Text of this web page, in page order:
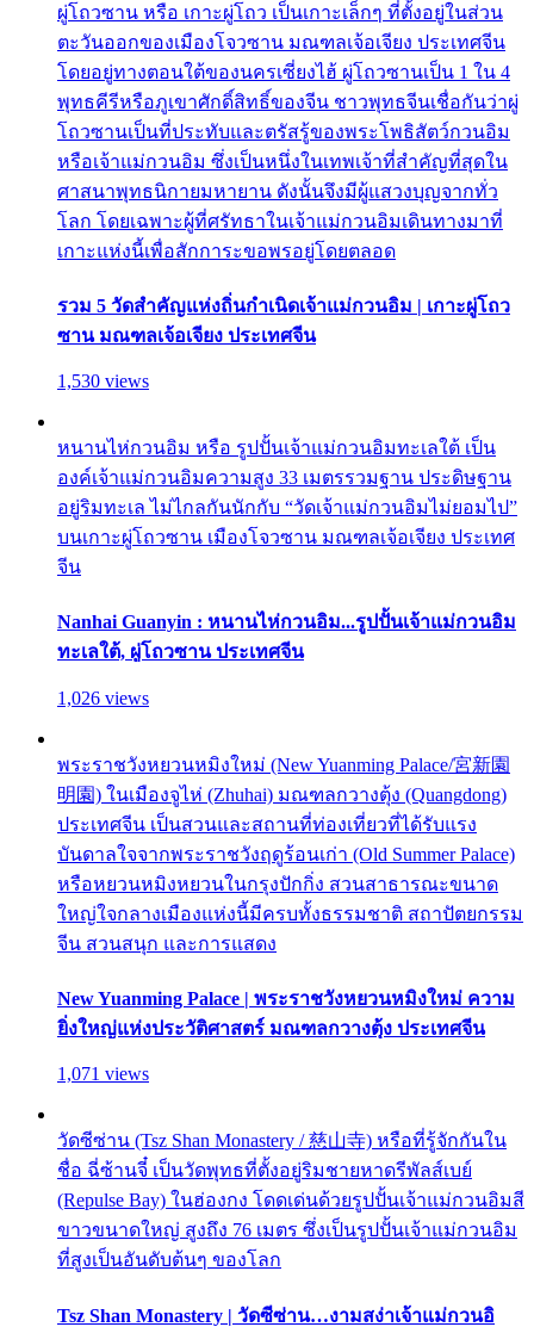
ผู่โถวซาน หรือ เกาะผู่โถว เป็นเกาะเล็กๆ ที่ตั้งอยู่ในส่วน
ตะวันออกของเมืองโจวซาน มณฑลเจ้อเจียง ประเทศจีน
โดยอยู่ทางตอนใต้ของนครเซี่ยงไฮ้ ผู่โถวซานเป็น 1 ใน 4
พุทธคีรีหรือภูเขาศักดิ์สิทธิ์ของจีน ชาวพุทธจีนเชื่อกันว่าผู่
โถวซานเป็นที่ประทับและตรัสรู้ของพระโพธิสัตว์กวนอิม
หรือเจ้าแม่กวนอิม ซึ่งเป็นหนึ่งในเทพเจ้าที่สำคัญที่สุดใน
ศาสนาพุทธนิกายมหายาน ดังนั้นจึงมีผู้แสวงบุญจากทั่ว
โลก โดยเฉพาะผู้ที่ศรัทธาในเจ้าแม่กวนอิมเดินทางมาที่
เกาะแห่งนี้เพื่อสักการะขอพรอยู่โดยตลอด
รวม 5 วัดสำคัญแห่งถิ่นกำเนิดเจ้าแม่กวนอิม | เกาะผู่โถว
ซาน มณฑลเจ้อเจียง ประเทศจีน
1,530 views
หนานไห่กวนอิม หรือ รูปปั้นเจ้าแม่กวนอิมทะเลใต้ เป็น
องค์เจ้าแม่กวนอิมความสูง 33 เมตรรวมฐาน ประดิษฐาน
อยู่ริมทะเล ไม่ไกลกันนักกับ “วัดเจ้าแม่กวนอิมไม่ยอมไป”
บนเกาะผู่โถวซาน เมืองโจวซาน มณฑลเจ้อเจียง ประเทศ
จีน
Nanhai Guanyin : หนานไห่กวนอิม...รูปปั้นเจ้าแม่กวนอิม
ทะเลใต้, ผู่โถวซาน ประเทศจีน
1,026 views
พระราชวังหยวนหมิงใหม่ (New Yuanming Palace/宮新園
明園) ในเมืองจูไห่ (Zhuhai) มณฑลกวางตุ้ง (Quangdong)
ประเทศจีน เป็นสวนและสถานที่ท่องเที่ยวที่ได้รับแรง
บันดาลใจจากพระราชวังฤดูร้อนเก่า (Old Summer Palace)
หรือหยวนหมิงหยวนในกรุงปักกิ่ง สวนสาธารณะขนาด
ใหญ่ใจกลางเมืองแห่งนี้มีครบทั้งธรรมชาติ สถาปัตยกรรม
จีน สวนสนุก และการแสดง
New Yuanming Palace | พระราชวังหยวนหมิงใหม่ ความ
ยิ่งใหญ่แห่งประวัติศาสตร์ มณฑลกวางตุ้ง ประเทศจีน
1,071 views
วัดซีซ่าน (Tsz Shan Monastery / 慈山寺) หรือที่รู้จักกันใน
ชื่อ ฉี่ซ้านจี๋ เป็นวัดพุทธที่ตั้งอยู่ริมชายหาดรีพัลส์เบย์
(Repulse Bay) ในฮ่องกง โดดเด่นด้วยรูปปั้นเจ้าแม่กวนอิมสี
ขาวขนาดใหญ่ สูงถึง 76 เมตร ซึ่งเป็นรูปปั้นเจ้าแม่กวนอิม
ที่สูงเป็นอันดับต้นๆ ของโลก
Tsz Shan Monastery | วัดซีซ่าน…งามสง่าเจ้าแม่กวนอิ